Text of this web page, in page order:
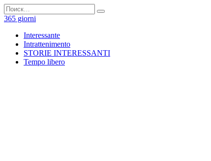
Перейти
к
содержанию
Search
for:
365 giorni
Interessante
Intrattenimento
STORIE INTERESSANTI
Tempo libero